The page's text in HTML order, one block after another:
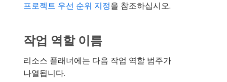
프로젝트 우선 순위 지정을 참조하십시오.
작업 역할 이름
리소스 플래너에는 다음 작업 역할 범주가
나열됩니다.